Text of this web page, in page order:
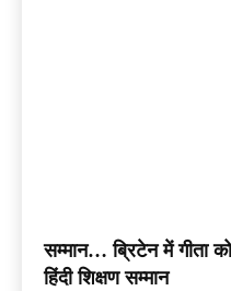
सम्मान… ब्रिटेन में गीता
हिंदी शिक्षण सम्मान